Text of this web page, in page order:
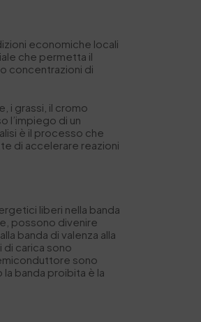
economiche locali
che permetta il
concentrazioni di
i grassi, il cromo
l’impiego di un
è il processo che
di accelerare reazioni
liberi nella banda
possono divenire
banda di valenza alla
di carica sono
sono
la banda proibita è la